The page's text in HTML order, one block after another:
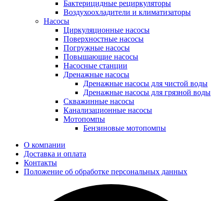
Бактерицидные рециркуляторы
Воздухоохладители и климатизаторы
Насосы
Циркуляционные насосы
Поверхностные насосы
Погружные насосы
Повышающие насосы
Насосные станции
Дренажные насосы
Дренажные насосы для чистой воды
Дренажные насосы для грязной воды
Скважинные насосы
Канализационные насосы
Мотопомпы
Бензиновые мотопомпы
О компании
Доставка и оплата
Контакты
Положение об обработке персональных данных